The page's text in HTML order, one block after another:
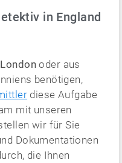
in England
oder aus
benötigen,
diese Aufgabe
mit unseren
wir für Sie
Dokumentationen
die Ihnen